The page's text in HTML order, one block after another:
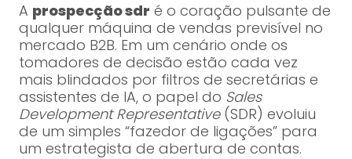
A prospecção sdr é o coração pulsante de
qualquer máquina de vendas previsível no
mercado B2B. Em um cenário onde os
tomadores de decisão estão cada vez
mais blindados por filtros de secretárias e
assistentes de IA, o papel do Sales
Development Representative(SDR) evoluiu
de um simples “fazedor de ligações” para
um estrategista de abertura de contas.